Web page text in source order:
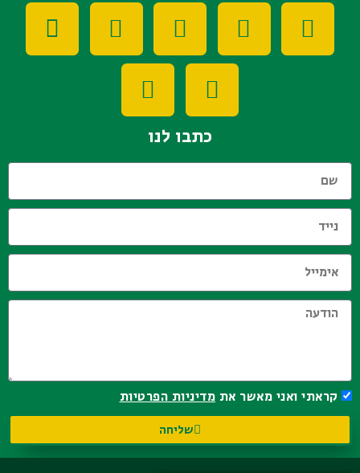
כתבו לנו
קראתי ואני מאשר את מדיניות הפרטיות
שליחה